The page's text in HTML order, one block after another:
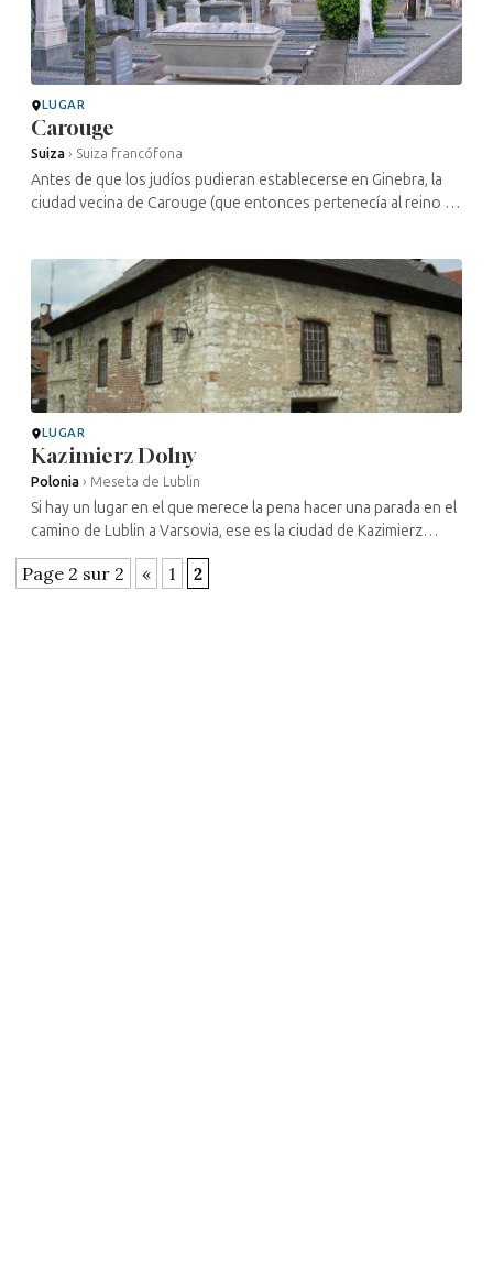
LUGAR
Carouge
Suiza › Suiza francófona
Antes de que los judíos pudieran establecerse en Ginebra, la
ciudad vecina de Carouge (que entonces pertenecía al reino de
LUGAR
Kazimierz Dolny
Polonia › Meseta de Lublin
Si hay un lugar en el que merece la pena hacer una parada en el
camino de Lublin a Varsovia, ese es la ciudad de Kazimierz
Dolny, a orillas del Vístula, en primer lugar porque es una
hermosa ...
Page 2 sur 2 « 1 2